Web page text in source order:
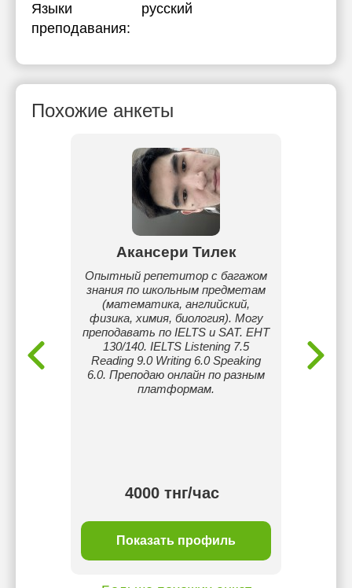
Языки
преподавания:
русский
Похожие анкеты
Акансери Тилек
Опытный репетитор с багажом
знания по школьным предметам
(математика, английский,
физика, химия, биология). Могу
преподавать по IELTS и SAT. ЕНТ
130/140. IELTS Listening 7.5
Reading 9.0 Writing 6.0 Speaking
6.0. Преподаю онлайн по разным
платформам.
4000 тнг/час
Показать профиль
то
Со